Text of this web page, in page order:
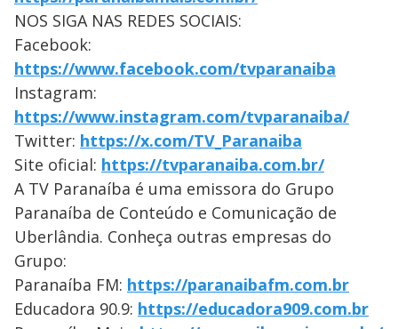
NOS SIGA NAS REDES SOCIAIS:
Facebook:
https://www.facebook.com/tvparanaiba
Instagram:
https://www.instagram.com/tvparanaiba/
Twitter: https://x.com/TV_Paranaiba
Site oficial: https://tvparanaiba.com.br/
A TV Paranaíba é uma emissora do Grupo
Paranaíba de Conteúdo e Comunicação de
Uberlândia. Conheça outras empresas do
Grupo:
Paranaíba FM: https://paranaibafm.com.br
Educadora 90.9: https://educadora909.com.br